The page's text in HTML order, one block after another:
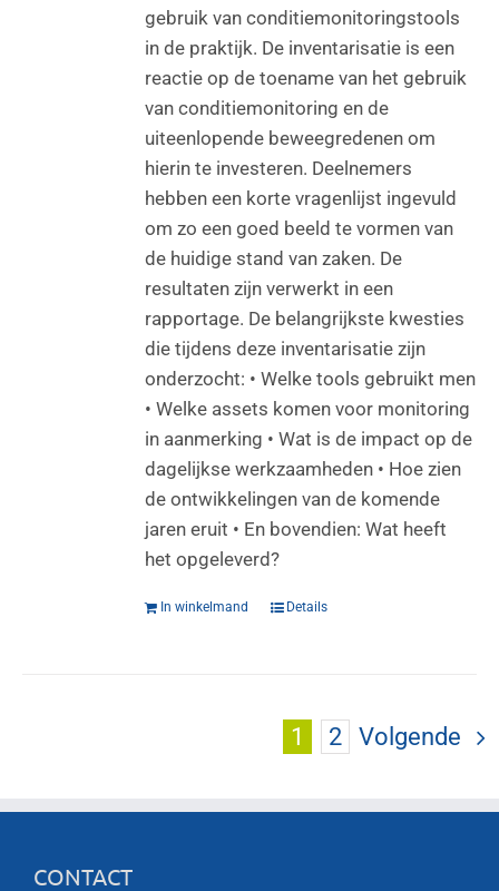
gebruik van conditiemonitoringstools
in de praktijk. De inventarisatie is een
reactie op de toename van het gebruik
van conditiemonitoring en de
uiteenlopende beweegredenen om
hierin te investeren. Deelnemers
hebben een korte vragenlijst ingevuld
om zo een goed beeld te vormen van
de huidige stand van zaken. De
resultaten zijn verwerkt in een
rapportage. De belangrijkste kwesties
die tijdens deze inventarisatie zijn
onderzocht: • Welke tools gebruikt men
• Welke assets komen voor monitoring
in aanmerking • Wat is de impact op de
dagelijkse werkzaamheden • Hoe zien
de ontwikkelingen van de komende
jaren eruit • En bovendien: Wat heeft
het opgeleverd?
In winkelmand Details
1 2 Volgende
CONTACT